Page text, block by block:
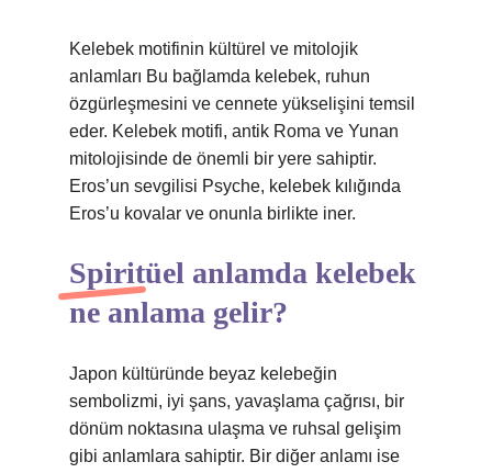
Kelebek motifinin kültürel ve mitolojik
anlamları Bu bağlamda kelebek, ruhun
özgürleşmesini ve cennete yükselişini temsil
eder. Kelebek motifi, antik Roma ve Yunan
mitolojisinde de önemli bir yere sahiptir.
Eros’un sevgilisi Psyche, kelebek kılığında
Eros’u kovalar ve onunla birlikte iner.
Spiritüel anlamda kelebek
ne anlama gelir?
Japon kültüründe beyaz kelebeğin
sembolizmi, iyi şans, yavaşlama çağrısı, bir
dönüm noktasına ulaşma ve ruhsal gelişim
gibi anlamlara sahiptir. Bir diğer anlamı ise